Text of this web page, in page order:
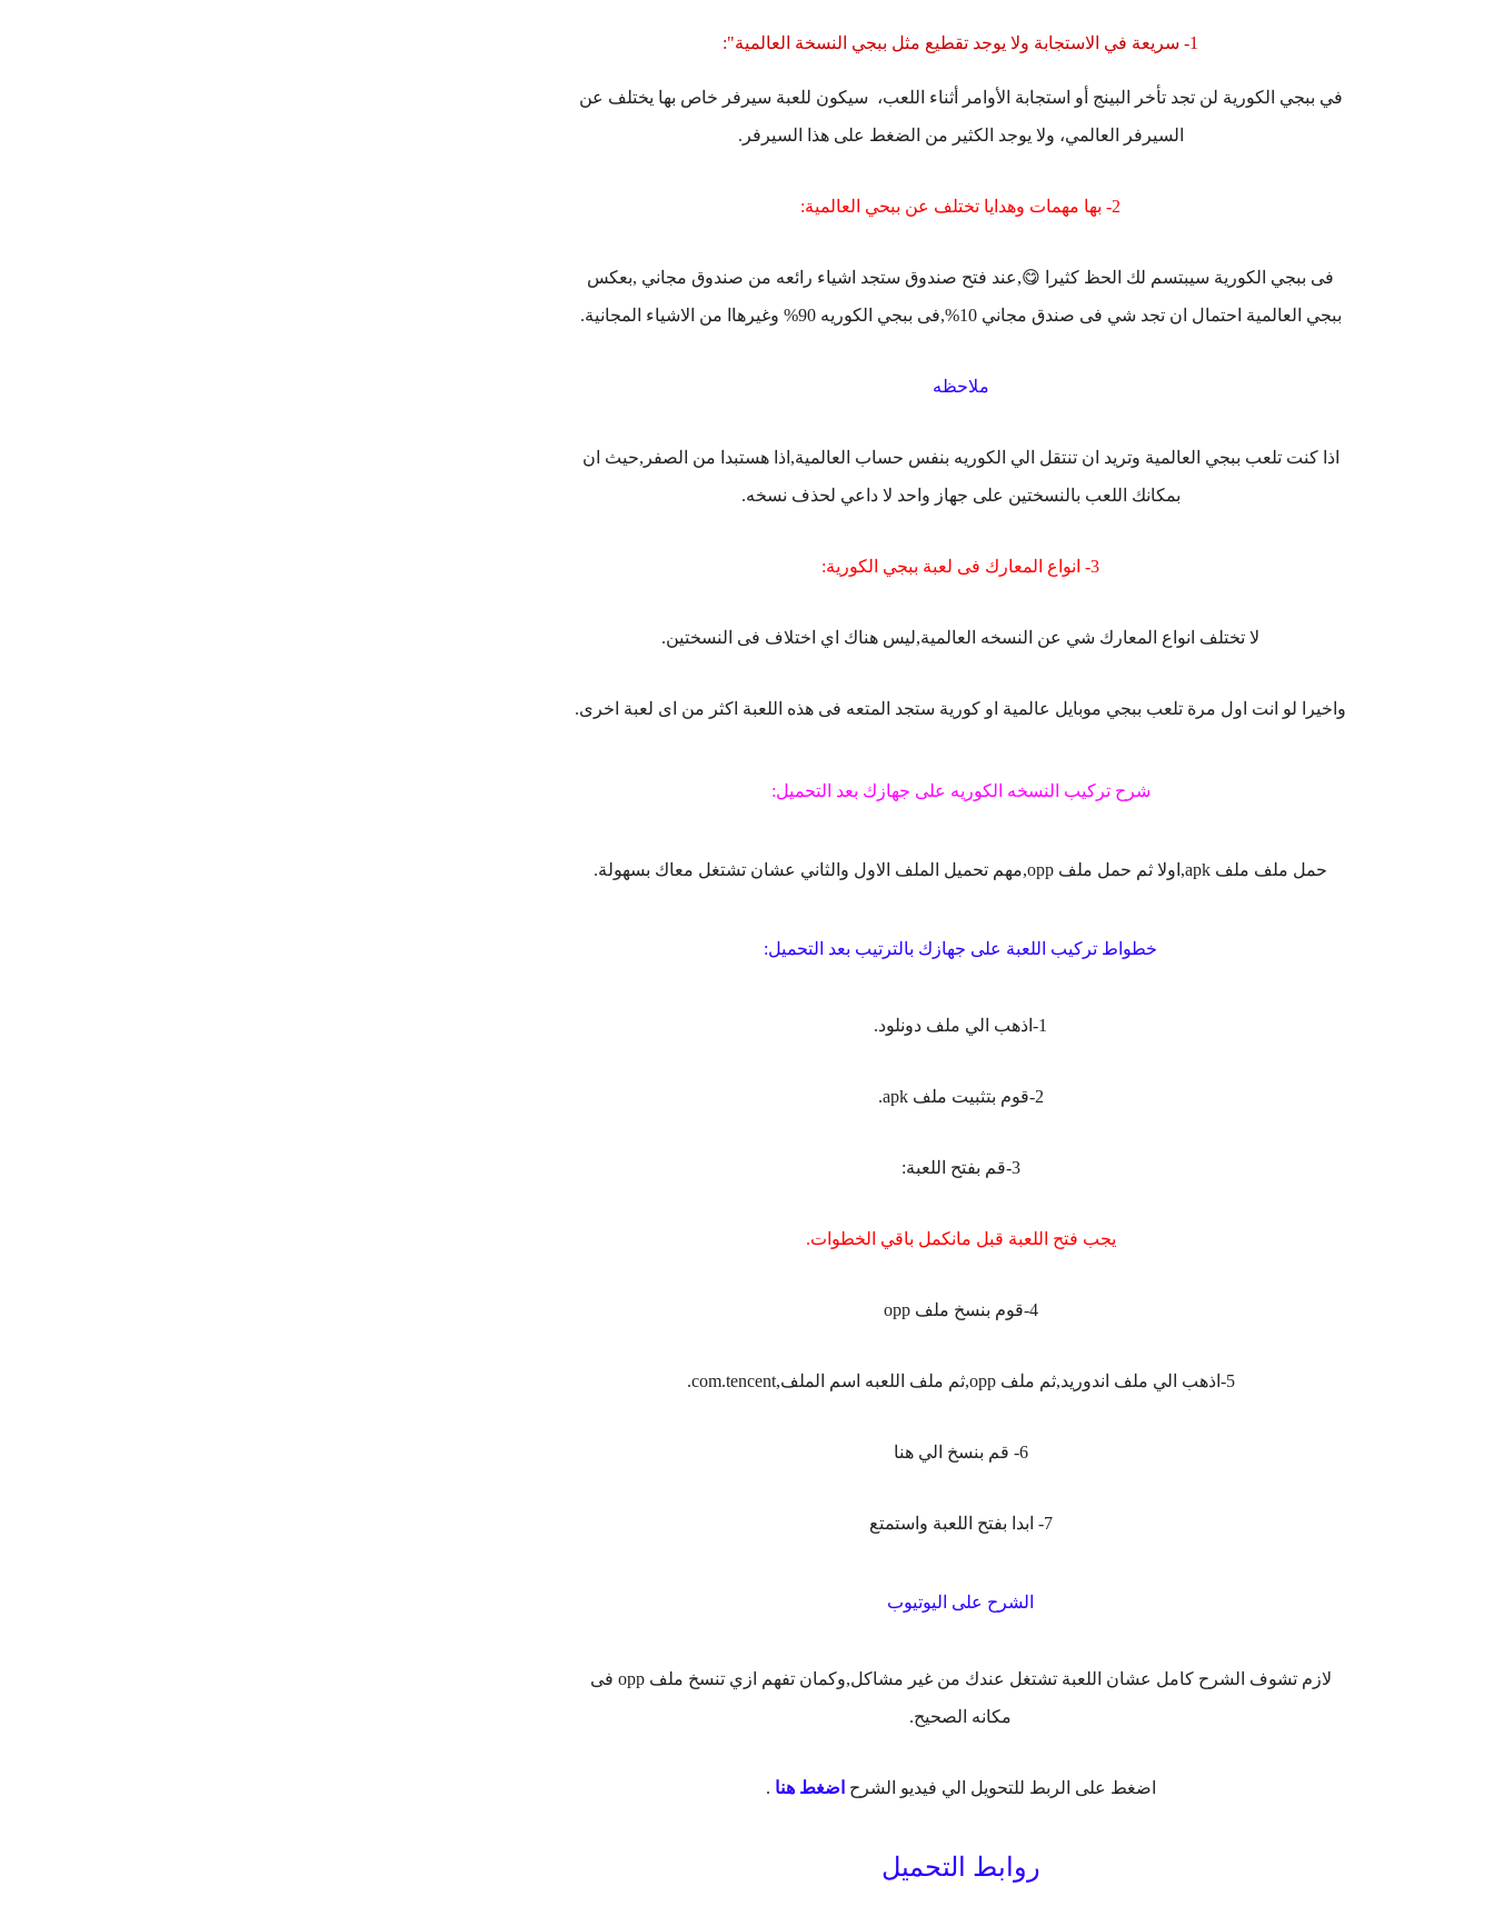
1- سريعة في الاستجابة ولا يوجد تقطيع مثل ببجي النسخة العالمية":
في ببجي الكورية لن تجد تأخر البينج أو استجابة الأوامر أثناء اللعب، سيكون للعبة سيرفر خاص بها يختلف عن
السيرفر العالمي، ولا يوجد الكثير من الضغط على هذا السيرفر.
2- بها مهمات وهدايا تختلف عن ببحي العالمية:
فى ببجي الكورية سيبتسم لك الحظ كثيرا 😋,عند فتح صندوق ستجد اشياء رائعه من صندوق مجاني ,بعكس
ببجي العالمية احتمال ان تجد شي فى صندق مجاني 10%,فى ببجي الكوريه 90% وغيرهاا من الاشياء المجانية.
ملاحظه
اذا كنت تلعب ببجي العالمية وتريد ان تنتقل الي الكوريه بنفس حساب العالمية,اذا هستبدا من الصفر,حيث ان
بمكانك اللعب بالنسختين على جهاز واحد لا داعي لحذف نسخه.
3- انواع المعارك فى لعبة ببجي الكورية:
لا تختلف انواع المعارك شي عن النسخه العالمية,ليس هناك اي اختلاف فى النسختين.
واخيرا لو انت اول مرة تلعب ببجي موبايل عالمية او كورية ستجد المتعه فى هذه اللعبة اكثر من اى لعبة اخرى.
شرح تركيب النسخه الكوريه على جهازك بعد التحميل:
حمل ملف ملف apk,اولا ثم حمل ملف opp,مهم تحميل الملف الاول والثاني عشان تشتغل معاك بسهولة.
خطواط تركيب اللعبة على جهازك بالترتيب بعد التحميل:
1-اذهب الي ملف دونلود.
2-قوم بتثبيت ملف apk.
3-قم بفتح اللعبة:
يجب فتح اللعبة قبل مانكمل باقي الخطوات.
4-قوم بنسخ ملف opp
5-اذهب الي ملف اندوريد,ثم ملف opp,ثم ملف اللعبه اسم الملف,com.tencent.
6- قم بنسخ الي هنا
7- ابدا بفتح اللعبة واستمتع
الشرح على اليوتيوب
لازم تشوف الشرح كامل عشان اللعبة تشتغل عندك من غير مشاكل,وكمان تفهم ازي تنسخ ملف opp فى
مكانه الصحيح.
اضغط على الربط للتحويل الي فيديو الشرح اضغط هنا .
روابط التحميل